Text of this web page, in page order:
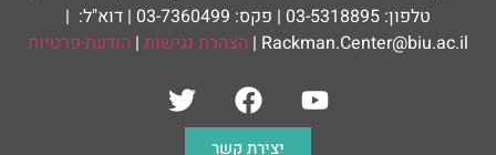
טלפון: 03-5318895 | פקס: 03-7360499 | דוא"ל: |
Rackman.Center@biu.ac.il | הצהרת נגישות | הודעת-פרטיות
יצירת קשר